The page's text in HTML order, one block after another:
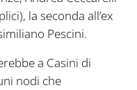
la seconda all’ex
Pescini.
a Casini di
nodi che